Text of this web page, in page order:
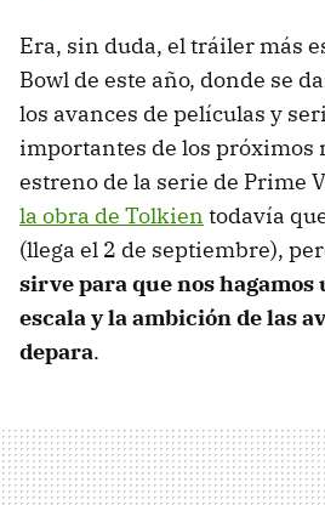
Era, sin duda, el tráiler más
Bowl de este año, donde se
los avances de películas y
importantes de los próximos
estreno de la serie de Prime
la obra de Tolkien todavía
(llega el 2 de septiembre),
sirve para que nos hagamos
escala y la ambición de las
depara.